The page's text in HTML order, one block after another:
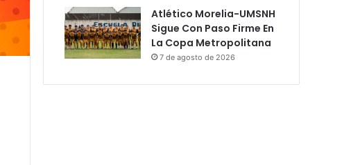
Atlético Morelia-UMSNH
Sigue Con Paso Firme En
La Copa Metropolitana
7 de agosto de 2026